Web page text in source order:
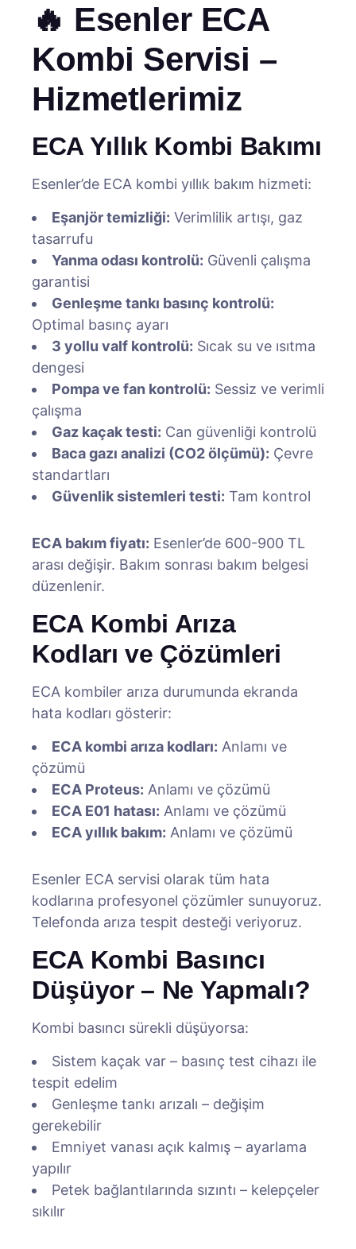
🔥 Esenler ECA
Kombi Servisi –
Hizmetlerimiz
ECA Yıllık Kombi Bakımı
Esenler’de ECA kombi yıllık bakım hizmeti:
Eşanjör temizliği: Verimlilik artışı, gaz
tasarrufu
Yanma odası kontrolü: Güvenli çalışma
garantisi
Genleşme tankı basınç kontrolü:
Optimal basınç ayarı
3 yollu valf kontrolü: Sıcak su ve ısıtma
dengesi
Pompa ve fan kontrolü: Sessiz ve verimli
çalışma
Gaz kaçak testi: Can güvenliği kontrolü
Baca gazı analizi (CO2 ölçümü): Çevre
standartları
Güvenlik sistemleri testi: Tam kontrol
ECA bakım fiyatı: Esenler’de 600-900 TL
arası değişir. Bakım sonrası bakım belgesi
düzenlenir.
ECA Kombi Arıza
Kodları ve Çözümleri
ECA kombiler arıza durumunda ekranda
hata kodları gösterir:
ECA kombi arıza kodları: Anlamı ve
çözümü
ECA Proteus: Anlamı ve çözümü
ECA E01 hatası: Anlamı ve çözümü
ECA yıllık bakım: Anlamı ve çözümü
Esenler ECA servisi olarak tüm hata
kodlarına profesyonel çözümler sunuyoruz.
Telefonda arıza tespit desteği veriyoruz.
ECA Kombi Basıncı
Düşüyor – Ne Yapmalı?
Kombi basıncı sürekli düşüyorsa:
Sistem kaçak var – basınç test cihazı ile
tespit edelim
Genleşme tankı arızalı – değişim
gerekebilir
Emniyet vanası açık kalmış – ayarlama
yapılır
Petek bağlantılarında sızıntı – kelepçeler
sıkılır